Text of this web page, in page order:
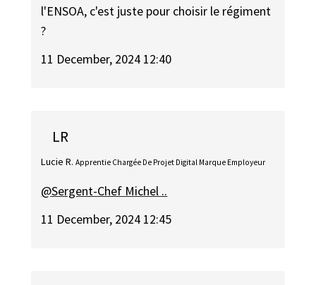
l'ENSOA, c'est juste pour choisir le régiment
?
11 December, 2024 12:40
LR
Lucie R. Apprentie Chargée De Projet Digital Marque Employeur
@Sergent-Chef Michel ..
11 December, 2024 12:45